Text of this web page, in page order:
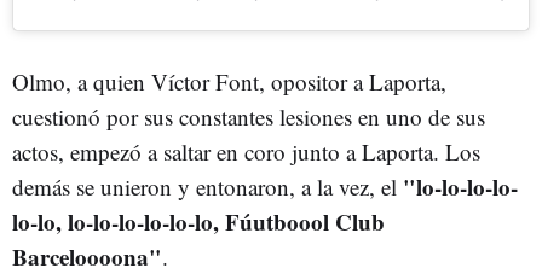
Olmo, a quien Víctor Font, opositor a Laporta,
cuestionó por sus constantes lesiones en uno de sus
actos, empezó a saltar en coro junto a Laporta. Los
demás se unieron y entonaron, a la vez, el "lo-lo-lo-lo-
lo-lo, lo-lo-lo-lo-lo-lo, Fúutboool Club
Barceloooona".